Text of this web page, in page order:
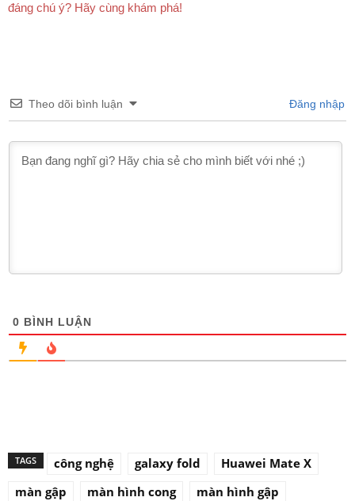
đáng chú ý? Hãy cùng khám phá!
Theo dõi bình luận Đăng nhập
0 BÌNH LUẬN
TAGS công nghệ galaxy fold
Huawei Mate X
màn gập
màn hình cong
màn hình gập